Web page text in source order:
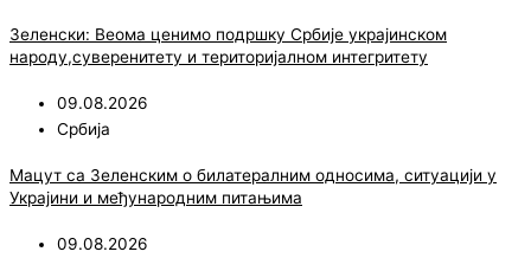
Зеленски: Веома ценимо подршку Србије украјинском
народу,суверенитету и територијалном интегритету
09.08.2026
Србија
Мацут са Зеленским о билатералним односима, ситуацији у
Украјини и међународним питањима
09.08.2026